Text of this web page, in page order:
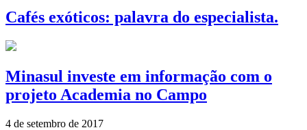
Cafés exóticos: palavra do especialista.
Minasul investe em informação com o
projeto Academia no Campo
4 de setembro de 2017